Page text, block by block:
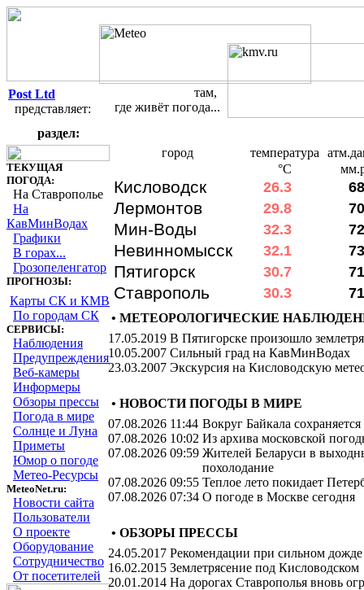
Post Ltd
представляет:
там,
где живёт погода...
раздел:
ТЕКУЩАЯ
ПОГОДА:
На Ставрополье
На
КавМинВодах
Графики
В горах...
Грозопеленгатор
ПРОГНОЗЫ:
Карты СК и КМВ
По городам СК
СЕРВИСЫ:
Наблюдения
Предупреждения
Веб-камеры
Информеры
Обзоры прессы
Погода в мире
Солнце и Луна
Приметы
Юмор о погоде
Метео-Ресурсы
MeteoNet.ru:
Новости сайта
Пользователи
О проекте
Оборудование
Сотрудничество
От посетителей
город
температура
°C
Кисловодск 26.3
Лермонтов 29.8
Мин-Воды 32.3
Невинномысск 32.1
Пятигорск 30.7
Ставрополь 30.3
• МЕТЕОРОЛОГИЧЕСКИЕ
17.05.2019 В Пятигорске произошло
10.05.2007 Сильный град на КавМинВодах
23.03.2007 Экскурсия на Кисловодскую
• НОВОСТИ ПОГОДЫ В МИРЕ
07.08.2026 11:44 Вокруг Байкала
07.08.2026 10:02 Из архива московской
07.08.2026 09:59 Жителей Беларуси в
похолодание
07.08.2026 09:55 Теплое лето покидает
07.08.2026 07:34 О погоде в Москве сегодня
• ОБЗОРЫ ПРЕССЫ
24.05.2017 Рекомендации при сильном
16.02.2015 Землетрясение под Кисловодском
20.01.2014 На дорогах Ставрополья вновь